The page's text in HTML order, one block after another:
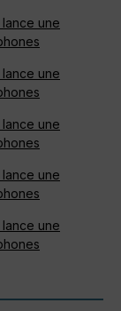
lance une
lance une
lance une
lance une
lance une